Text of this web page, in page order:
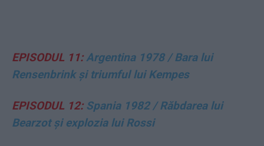
EPISODUL 11:Argentina 1978 / Bara lui
Rensenbrink și triumful lui Kempes
EPISODUL 12:Spania 1982 / Răbdarea lui
Bearzot și explozia lui Rossi